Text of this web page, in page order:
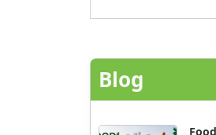
Blog